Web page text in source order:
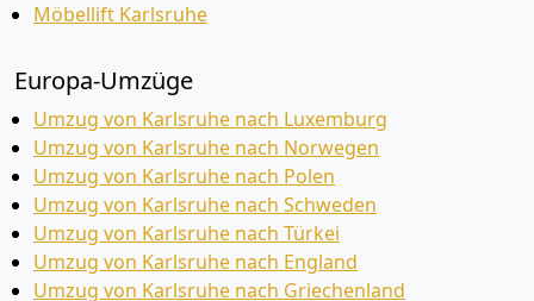
Möbellift Karlsruhe
Europa-Umzüge
Umzug von Karlsruhe nach Luxemburg
Umzug von Karlsruhe nach Norwegen
Umzug von Karlsruhe nach Polen
Umzug von Karlsruhe nach Schweden
Umzug von Karlsruhe nach Türkei
Umzug von Karlsruhe nach England
Umzug von Karlsruhe nach Griechenland